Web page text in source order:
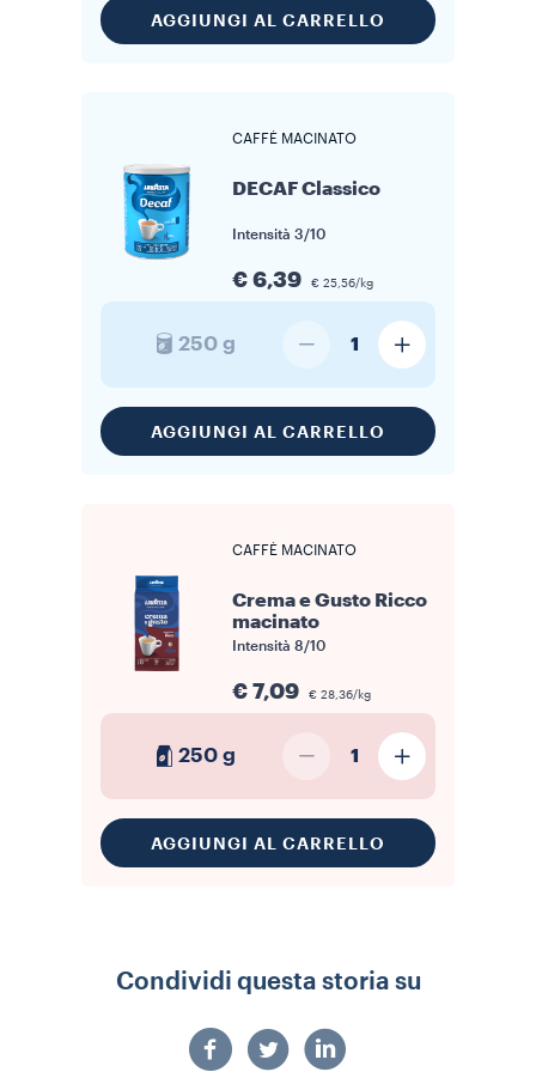
AGGIUNGI AL CARRELLO
CAFFÈ MACINATO
DECAF Classico
Intensità 3/10
€ 6,39 € 25,56/kg
250 g 1
AGGIUNGI AL CARRELLO
CAFFÈ MACINATO
Crema e Gusto Ricco
macinato
Intensità 8/10
€ 7,09 € 28,36/kg
250 g 1
AGGIUNGI AL CARRELLO
Condividi questa storia su